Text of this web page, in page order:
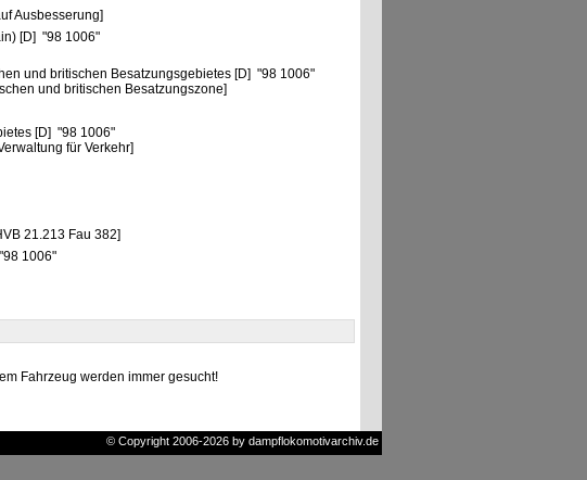
Ausbesserung]
[D] "98 1006"
und britischen Besatzungsgebietes [D] "98 1006"
und britischen Besatzungszone]
[D] "98 1006"
für Verkehr]
21.213 Fau 382]
1006"
Fahrzeug werden immer gesucht!
© Copyright 2006-2026 by dampflokomotivarchiv.de